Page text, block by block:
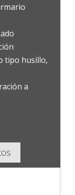
tipo husillo,
a